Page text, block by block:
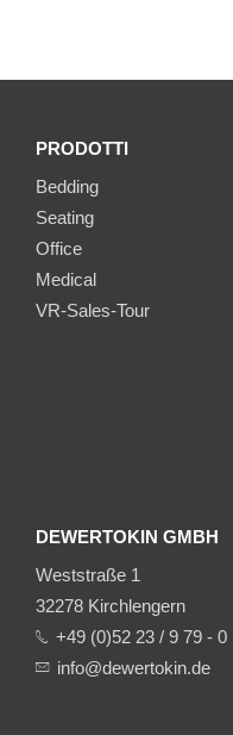
PRODOTTI
Bedding
Seating
Office
Medical
VR-Sales-Tour
DEWERTOKIN GMBH
Weststraße 1
32278 Kirchlengern
+49 (0)52 23 / 9 79 - 0
info@dewertokin.de